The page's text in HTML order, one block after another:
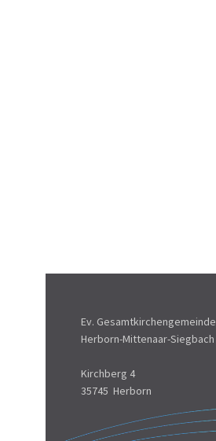
Ev. Gesamtkirchengemeinde
Herborn-Mittenaar-Siegbach
Kirchberg 4
35745 Herborn